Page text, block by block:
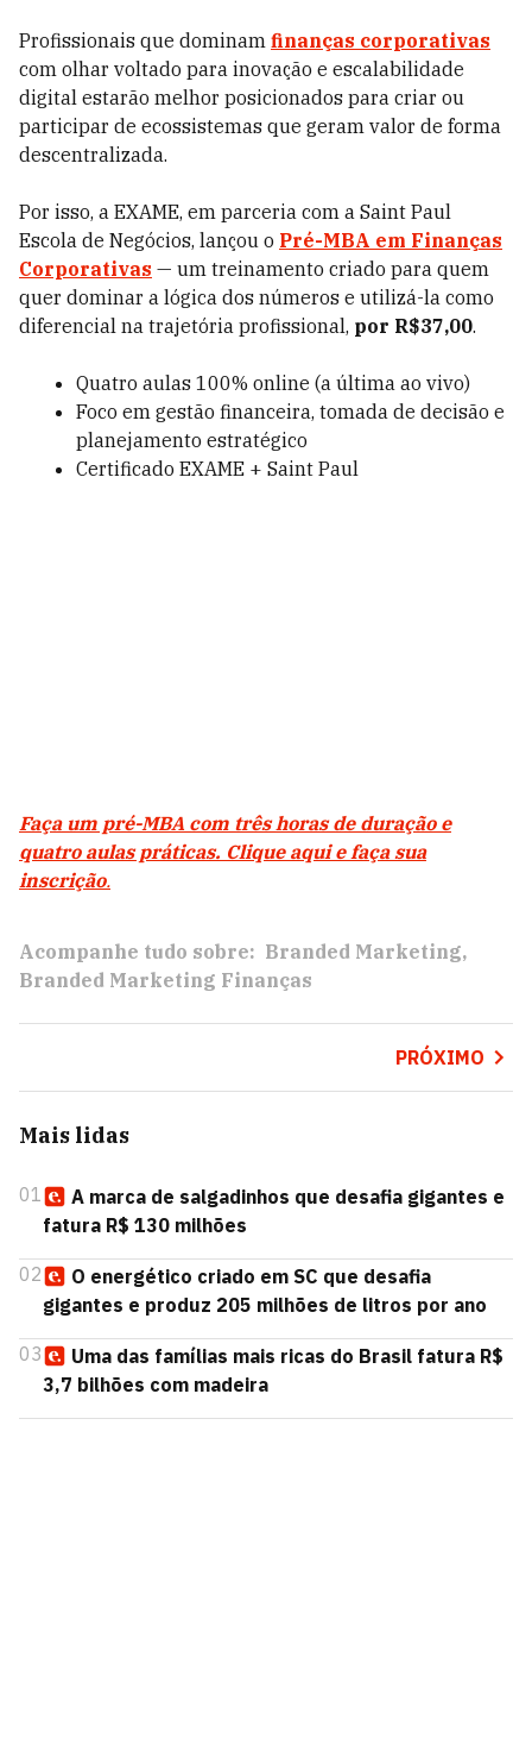
Profissionais que dominam finanças corporativas
com olhar voltado para inovação e escalabilidade
digital estarão melhor posicionados para criar ou
participar de ecossistemas que geram valor de forma
descentralizada.
Por isso, a EXAME, em parceria com a Saint Paul
Escola de Negócios, lançou o Pré-MBA em Finanças
Corporativas — um treinamento criado para quem
quer dominar a lógica dos números e utilizá-la como
diferencial na trajetória profissional, por R$37,00.
Quatro aulas 100% online (a última ao vivo)
Foco em gestão financeira, tomada de decisão e
planejamento estratégico
Certificado EXAME + Saint Paul
Faça um pré-MBA com três horas de duração e
quatro aulas práticas. Clique aqui e faça sua
inscrição.
Acompanhe tudo sobre: Branded Marketing
Branded Marketing Finanças
PRÓXIMO
Mais lidas
01
A marca de salgadinhos que desafia gigantes e
fatura R$ 130 milhões
02
O energético criado em SC que desafia
gigantes e produz 205 milhões de litros por ano
03
Uma das famílias mais ricas do Brasil fatura R$
3,7 bilhões com madeira